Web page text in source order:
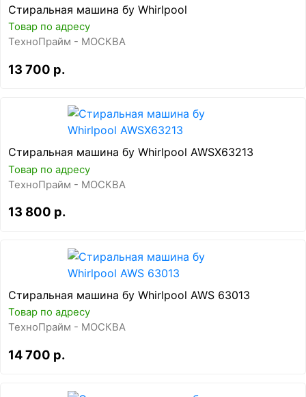
Стиральная машина бу Whirlpool
Товар по адресу
ТехноПрайм - МОСКВА
13 700 р.
Стиральная машина бу Whirlpool AWSX63213
Товар по адресу
ТехноПрайм - МОСКВА
13 800 р.
Стиральная машина бу Whirlpool AWS 63013
Товар по адресу
ТехноПрайм - МОСКВА
14 700 р.